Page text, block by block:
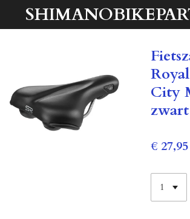
City
zwart
€ 27,95